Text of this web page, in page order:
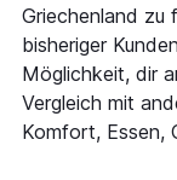
Griechenland zu
bisheriger
Möglichkeit, dir
Vergleich mit
Komfort, Essen,